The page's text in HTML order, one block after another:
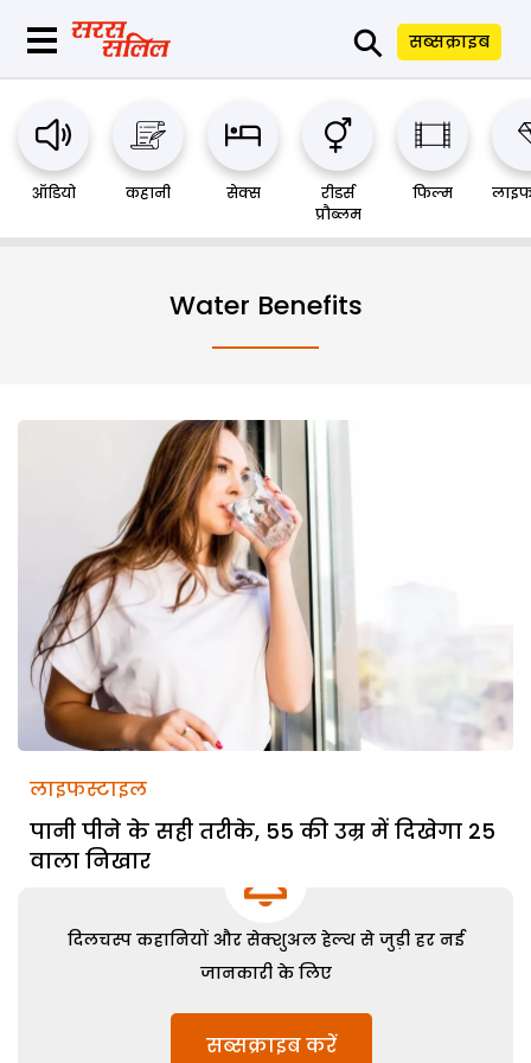
⚲ सब्सक्राइब
ऑडियो कहानी सेक्स
रीडर्स
प्रौब्लम
फिल्म
Water Benefits
लाइफस्टाइल
पानी पीने के सही तरीके, 55 की उम्र में दिखेगा 25
वाला निखार
दिलचस्प कहानियों और सेक्शुअल हेल्थ से जुड़ी हर नई
जानकारी के लिए
सब्सक्राइब करें